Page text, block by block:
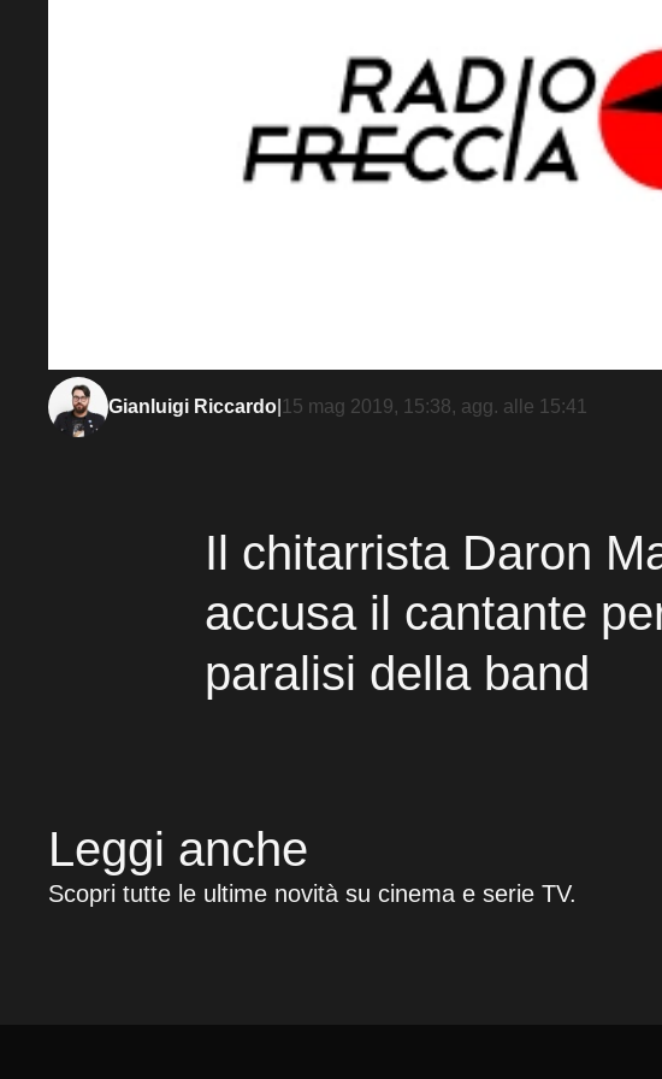
Gianluigi Riccardo 15 mag 2019, 15:38, agg. alle 15:41
Il chitarrista Daron
accusa il cantante
paralisi della band
Leggi anche
Scopri tutte le ultime novità su cinema e serie TV.